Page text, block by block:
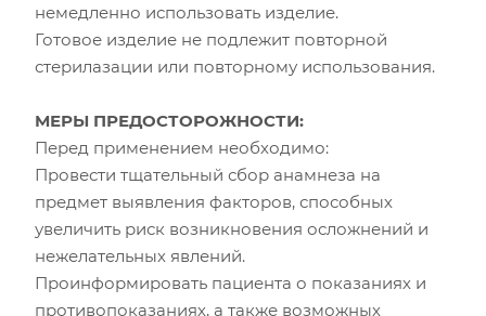
немедленно использовать изделие.
Готовое изделие не подлежит повторной
стерилазации или повторному использования.
МЕРЫ ПРЕДОСТОРОЖНОСТИ:
Перед применением необходимо:
Провести тщательный сбор анамнеза на
предмет выявления факторов, способных
увеличить риск возникновения осложнений и
нежелательных явлений.
Проинформировать пациента о показаниях и
противопоказаниях, а также возможных